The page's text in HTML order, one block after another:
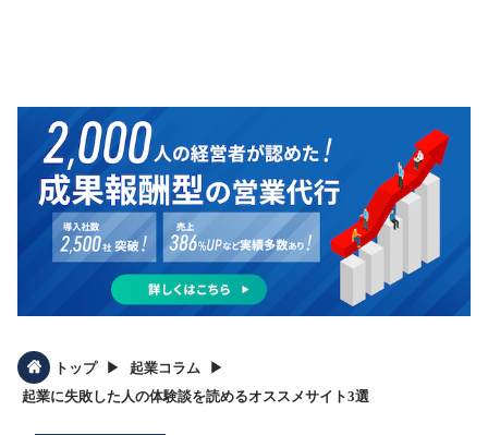
トップ ▶︎ 起業コラム ▶︎
起業に失敗した人の体験談を読めるオススメサイト3選